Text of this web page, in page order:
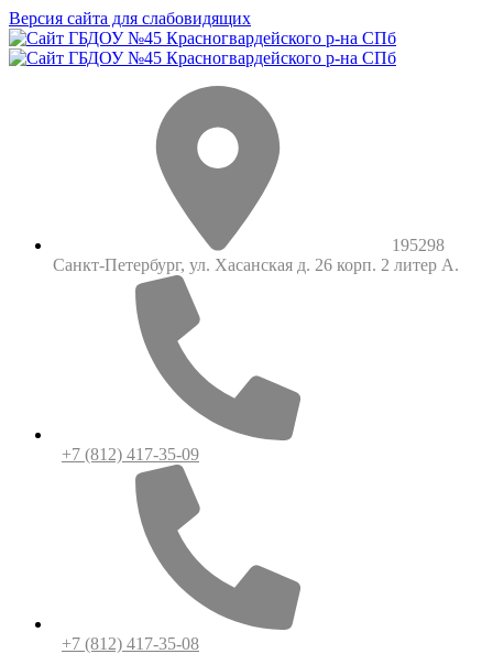
Версия сайта для слабовидящих
195298
Санкт-Петербург, ул. Хасанская д. 26 корп. 2 литер А.
+7 (812) 417-35-09
+7 (812) 417-35-08